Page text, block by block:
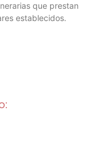
que prestan
establecidos.